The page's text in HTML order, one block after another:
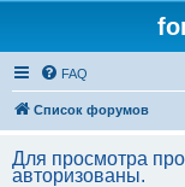
FAQ
Список форумов
Для просмотра
авторизованы.